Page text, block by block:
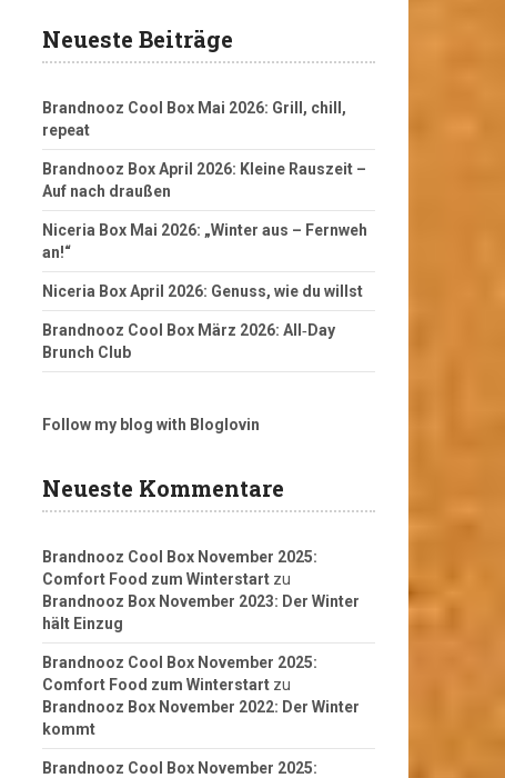
Neueste Beiträge
Brandnooz Cool Box Mai 2026: Grill, chill,
repeat
Brandnooz Box April 2026: Kleine Rauszeit –
Auf nach draußen
Niceria Box Mai 2026: „Winter aus – Fernweh
an!“
Niceria Box April 2026: Genuss, wie du willst
Brandnooz Cool Box März 2026: All‑Day
Brunch Club
Follow my blog with Bloglovin
Neueste Kommentare
Brandnooz Cool Box November 2025:
Comfort Food zum Winterstart zu
Brandnooz Box November 2023: Der Winter
hält Einzug
Brandnooz Cool Box November 2025:
Comfort Food zum Winterstart zu
Brandnooz Box November 2022: Der Winter
kommt
Brandnooz Cool Box November 2025: